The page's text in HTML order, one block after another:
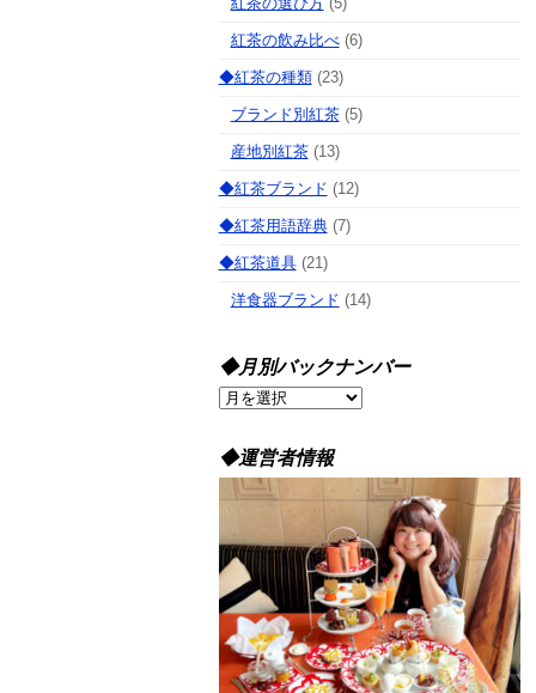
紅茶の飲み比べ(6)
◆紅茶の種類(23)
ブランド別紅茶(5)
産地別紅茶(13)
◆紅茶ブランド (12)
◆紅茶用語辞典(7)
◆紅茶道具(21)
洋食器ブランド (14)
◆月別バックナンバー
◆
別
バ
ッ
ン
バ
ー
◆運営者情報